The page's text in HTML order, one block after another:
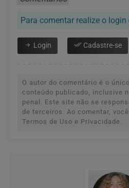
Para comentar realize o
Login Cadastre-se
O autor do comentário é o
conteúdo publicado, inclusive
penal. Este site não se
de terceiros. Ao comentar,
Termos de Uso e Privacidade.